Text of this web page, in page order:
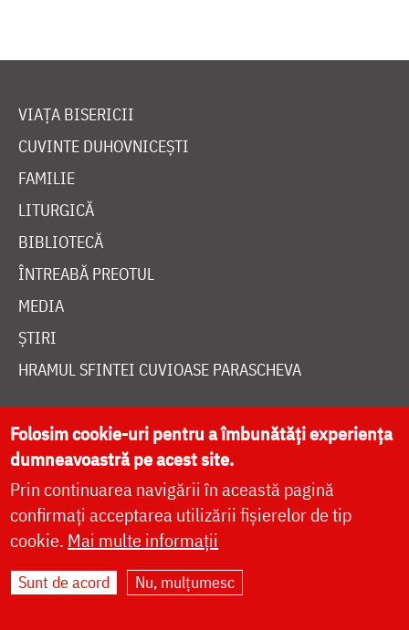
VIAȚA BISERICII
CUVINTE DUHOVNICEȘTI
FAMILIE
LITURGICĂ
BIBLIOTECĂ
ÎNTREABĂ PREOTUL
MEDIA
ȘTIRI
HRAMUL SFINTEI CUVIOASE PARASCHEVA
AUTORI
PĂRINȚI DUHOVNICEȘTI
MAICI CU VIAȚĂ DUHOVNICEASCĂ
TEMATICĂ
MĂNĂSTIRI ȘI BISERICI
Folosim cookie-uri pentru a îmbunătăți experiența
dumneavoastră pe acest site.
Prin continuarea navigării în această pagină
confirmați acceptarea utilizării fișierelor de tip
cookie. Mai multe informații
Sunt de acord Nu, mulțumesc